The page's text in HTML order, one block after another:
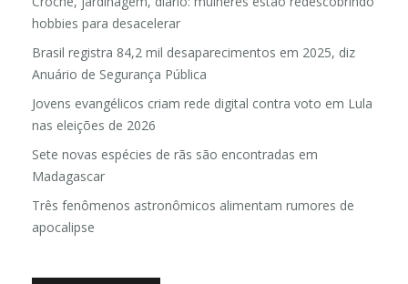
hobbies para desacelerar
Brasil registra 84,2 mil desaparecimentos em 2025, diz
Anuário de Segurança Pública
Jovens evangélicos criam rede digital contra voto em Lula
nas eleições de 2026
Sete novas espécies de rãs são encontradas em
Madagascar
Três fenômenos astronômicos alimentam rumores de
apocalipse